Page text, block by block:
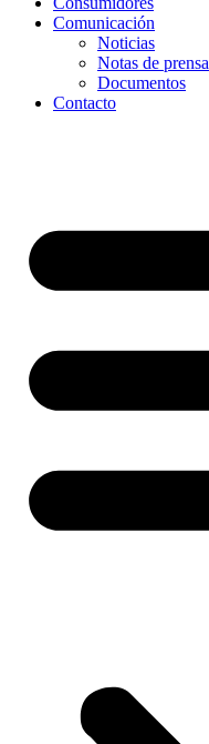
Comunicación
Noticias
Notas de prensa
Documentos
Contacto